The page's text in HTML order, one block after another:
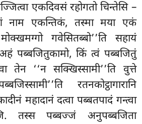
एकदिवसं रहोगतो चिन्तेसि –
नाम एकन्तिकं, तस्मा मया एकं
गवेसितब्बो’’ति सहायं
पब्बजितुकामो, किं त्वं पब्बजितुं
तेन ‘‘न सक्खिस्सामी’’ति वुत्ते
रतनकोट्ठागारानि
महादानं दत्वा पब्बतपादं गन्त्वा
तस्स पब्बज्जं अनुपब्बजिता